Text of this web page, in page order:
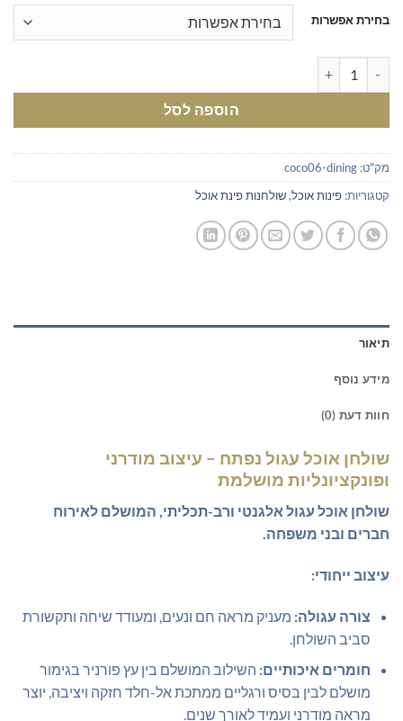
בחירת אפשרות
הוספה לסל
מק"ט: coco06-dining
קטגוריות: פינות אוכל,שולחנות פינת אוכל
תיאור
מידע נוסף
חוות דעת (0)
שולחן אוכל עגול נפתח – עיצוב מודרני
ופונקציונליות מושלמת
שולחן אוכל עגול אלגנטי ורב-תכליתי, המושלם לאירוח
חברים ובני משפחה.
עיצוב ייחודי:
צורה עגולה: מעניק מראה חם ונעים, ומעודד שיחה ותקשורת
סביב השולחן.
חומרים איכותיים: השילוב המושלם בין עץ פורניר בגימור
מושלם לבין בסיס ורגליים ממתכת אל-חלד חזקה ויציבה, יוצר
מראה מודרני ועמיד לאורך שנים.